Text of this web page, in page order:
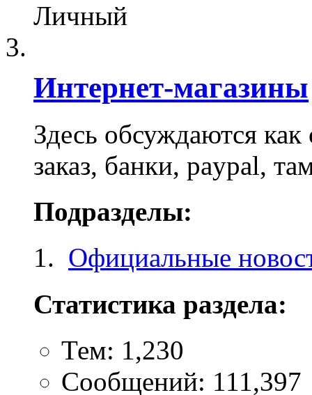
Личный
Интернет-магазины
Здесь обсуждаются
заказ, банки, paypal,
Подразделы:
Официальные
Статистика раздела:
Тем: 1,230
Сообщений: 111,397